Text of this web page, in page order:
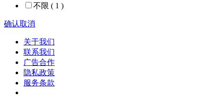
不限 ( 1 )
确认取消
关于我们
联系我们
广告合作
隐私政策
服务条款